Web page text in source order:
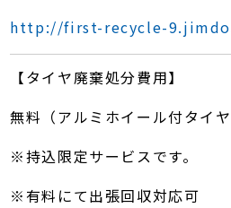
http://first-recycle-
【タイヤ廃棄処分費用】
無料（アルミホイール付タイヤ
※持込限定サービスです。
※有料にて出張回収対応可